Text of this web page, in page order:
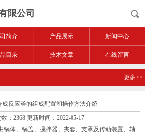
限公司
简介 产品展示 新闻中心
目录 技术文章 在线留言
更多>>
成反应釜的组成配置和操作方法介绍
：2368 更新时间：2022-05-17
锅体、锅盖、搅拌器、夹套、支承及传动装置、轴